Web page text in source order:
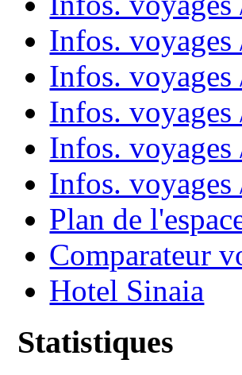
Infos. voyages
Infos.
Infos. voyages
Infos. voyages
Infos. voyages
Plan de
Comparateur
Hotel Sinaia
Statistiques